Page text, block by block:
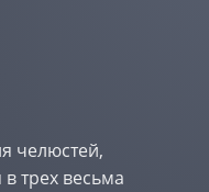
челюстей,
трех весьма